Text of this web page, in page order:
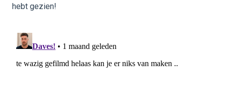
hebt gezien!